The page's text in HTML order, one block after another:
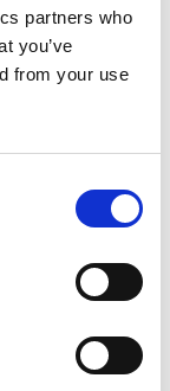
partners who
you’ve
from your use
MwSt
Hinzufügen